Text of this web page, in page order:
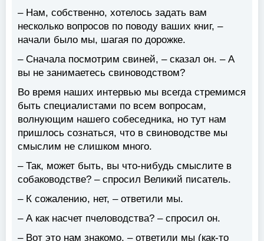
– Нам, собственно, хотелось задать вам
несколько вопросов по поводу ваших книг, –
начали было мы, шагая по дорожке.
– Сначала посмотрим свиней, – сказал он. – А
вы не занимаетесь свиноводством?
Во время наших интервью мы всегда стремимся
быть специалистами по всем вопросам,
волнующим нашего собеседника, но тут нам
пришлось сознаться, что в свиноводстве мы
смыслим не слишком много.
– Так, может быть, вы что-нибудь смыслите в
собаководстве? – спросил Великий писатель.
– К сожалению, нет, – ответили мы.
– А как насчет пчеловодства? – спросил он.
– Вот это нам знакомо, – ответили мы (как-то